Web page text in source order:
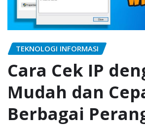
TEKNOLOGI INFORMASI
Cara Cek IP
Mudah dan
Berbagai